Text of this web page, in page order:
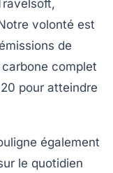
volonté est
de
complet
pour atteindre
également
le quotidien